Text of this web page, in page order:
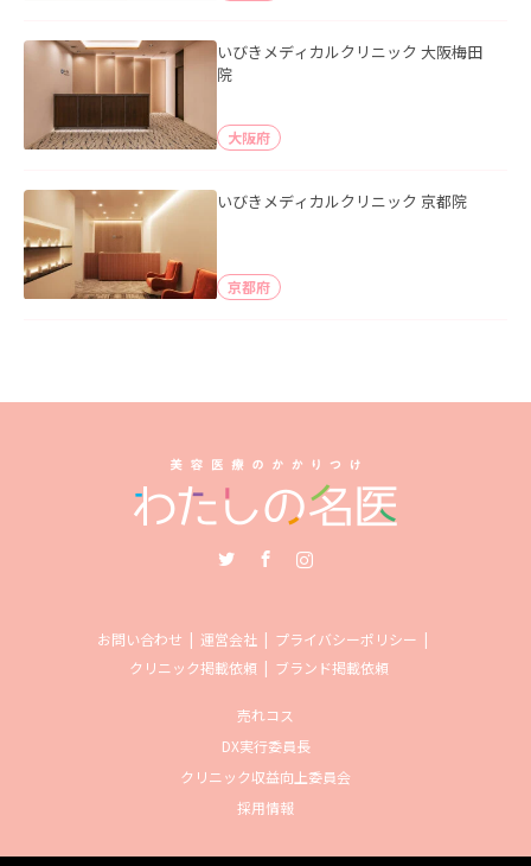
いびきメディカルクリニック 大阪梅田
院
大阪府
いびきメディカルクリニック 京都院
京都府
お問い合わせ 運営会社
プライバシーポリシー
クリニック掲載依頼
ブランド掲載依頼
売れコス
DX実行委員長
クリニック収益向上委員会
採用情報